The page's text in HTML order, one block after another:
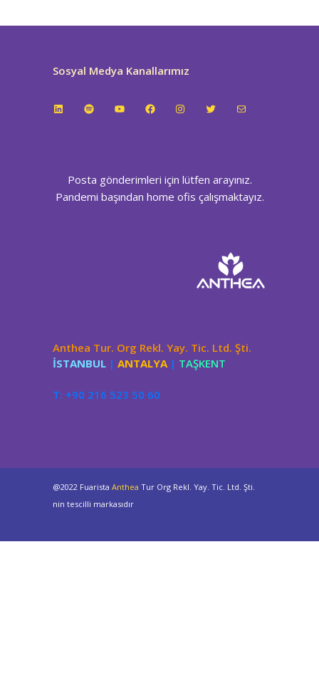
Sosyal Medya Kanallarımız
LinkedInSpotifyYouTubeFacebookInstagramTwitterE-posta
Posta gönderimleri için lütfen arayınız.
Pandemi başından home ofis çalışmaktayız.
Anthea Tur. Org Rekl. Yay. Tic. Ltd. Şti.
İSTANBUL | ANTALYA | TAŞKENT
T: +90 216 523 50 60
@2022 Fuarista Anthea Tur Org Rekl. Yay. Tic. Ltd. Şti.
nin tescilli markasıdır